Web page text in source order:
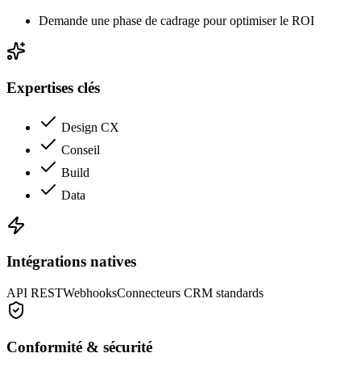
Demande une phase de cadrage pour optimiser le ROI
Expertises clés
Design CX
Conseil
Build
Data
Intégrations natives
API RESTWebhooksConnecteurs CRM standards
Conformité & sécurité